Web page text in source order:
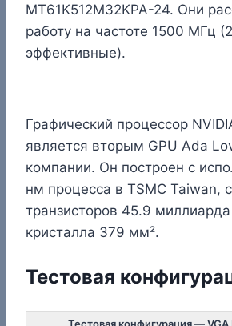
MT61K512M32KPA-24. Они
работу на частоте 1500 МГц
эффективные).
Графический процессор
является вторым GPU Ada
компании. Он построен с
нм процесса в TSMC Taiwan,
транзисторов 45.9
кристалла 379 мм².
Тестовая
Тестовая конфигурация — VGA